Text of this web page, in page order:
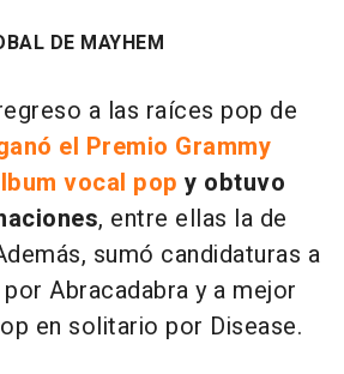
DE MAYHEM
a las raíces pop de
el Premio Grammy
vocal pop y obtuvo
, entre ellas la de
sumó candidaturas a
Abracadabra y a mejor
en solitario por Disease.